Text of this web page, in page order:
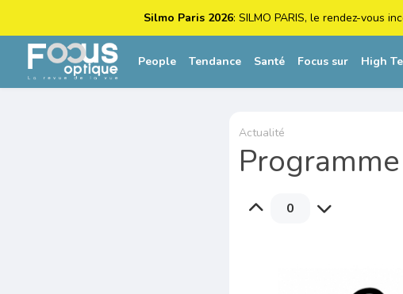
Silmo Paris 2026: SILMO PARIS, le rendez-vous
People Tendance Santé Focus sur High
Actualité
0